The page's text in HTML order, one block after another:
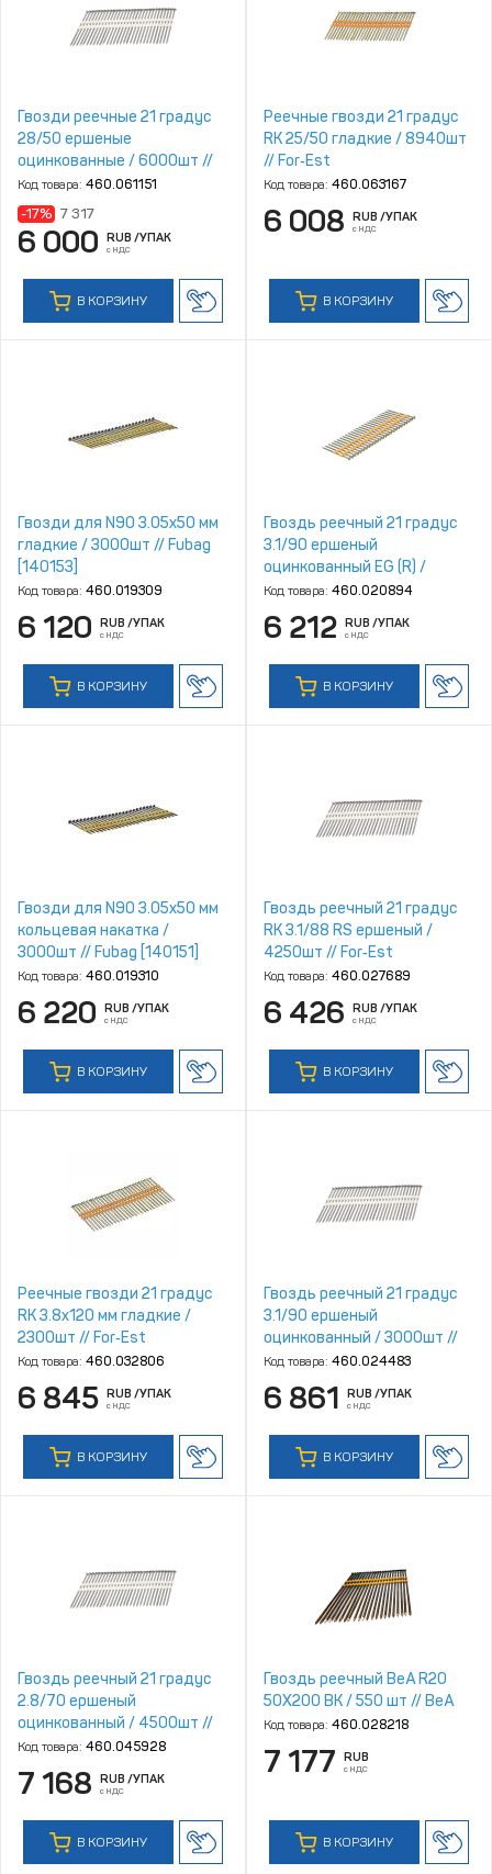
Гвозди реечные 21 градус
28/50 ершеные
оцинкованные / 6000шт //
Mainpack
Код товара: 460.061151
-17% 7 317
6 000 RUB /УПАК
с НДС
В КОРЗИНУ
Реечные гвозди 21 градус
RK 25/50 гладкие / 8940шт
// For‑Est
Код товара: 460.063167
6 008 RUB /УПАК
с НДС
В КОРЗИНУ
Гвозди для N90 3.05x50 мм
гладкие / 3000шт // Fubag
[140153]
Код товара: 460.019309
6 120 RUB /УПАК
с НДС
В КОРЗИНУ
Гвоздь реечный 21 градус
3.1/90 ершеный
оцинкованный EG (R) /
4000шт
Код товара: 460.020894
6 212 RUB /УПАК
с НДС
В КОРЗИНУ
Гвозди для N90 3.05x50 мм
кольцевая накатка /
3000шт // Fubag [140151]
Код товара: 460.019310
6 220 RUB /УПАК
с НДС
В КОРЗИНУ
Гвоздь реечный 21 градус
RK 3.1/88 RS ершеный /
4250шт // For‑Est
Код товара: 460.027689
6 426 RUB /УПАК
с НДС
В КОРЗИНУ
Реечные гвозди 21 градус
RK 3.8x120 мм гладкие /
2300шт // For‑Est
Код товара: 460.032806
6 845 RUB /УПАК
с НДС
В КОРЗИНУ
Гвоздь реечный 21 градус
3.1/90 ершеный
оцинкованный / 3000шт //
Mainpack
Код товара: 460.024483
6 861 RUB /УПАК
с НДС
В КОРЗИНУ
Гвоздь реечный 21 градус
2.8/70 ершеный
оцинкованный / 4500шт //
Mainpack
Код товара: 460.045928
7 168 RUB /УПАК
с НДС
В КОРЗИНУ
Гвоздь реечный BeA R20
50X200 BK / 550 шт // BeA
Код товара: 460.028218
7 177 RUB
с НДС
В КОРЗИНУ